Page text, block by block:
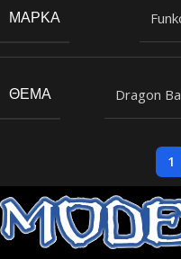
ΜΆΡΚΑ
ΘΈΜΑ Dragon
1